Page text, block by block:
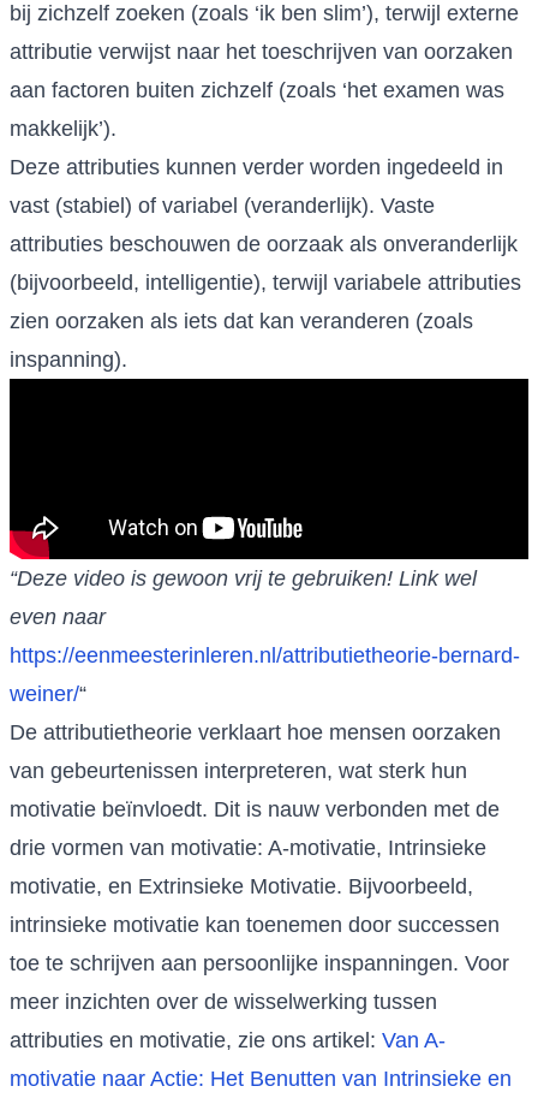
bij zichzelf zoeken (zoals ‘ik ben slim’), terwijl externe
attributie verwijst naar het toeschrijven van oorzaken
aan factoren buiten zichzelf (zoals ‘het examen was
makkelijk’).
Deze attributies kunnen verder worden ingedeeld in
vast (stabiel) of variabel (veranderlijk). Vaste
attributies beschouwen de oorzaak als onveranderlijk
(bijvoorbeeld, intelligentie), terwijl variabele attributies
zien oorzaken als iets dat kan veranderen (zoals
inspanning).
“Deze video is gewoon vrij te gebruiken! Link wel
even naar
https://eenmeesterinleren.nl/attributietheorie-bernard-
weiner/“
De attributietheorie verklaart hoe mensen oorzaken
van gebeurtenissen interpreteren, wat sterk hun
motivatie beïnvloedt. Dit is nauw verbonden met de
drie vormen van motivatie: A-motivatie, Intrinsieke
motivatie, en Extrinsieke Motivatie. Bijvoorbeeld,
intrinsieke motivatie kan toenemen door successen
toe te schrijven aan persoonlijke inspanningen. Voor
meer inzichten over de wisselwerking tussen
attributies en motivatie, zie ons artikel: Van A-
motivatie naar Actie: Het Benutten van Intrinsieke en